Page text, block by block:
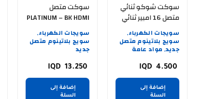
سوكت شوكو ثنائي
متصل 16 امبير ثنائي
PLATINUM – WH
سويجات الكهرباء,
سويج بلاتينوم متصل
جديد, مواد عامة
4.500
إضافة إلى
السلة
سوكت متصل
PLATINUM – BK HDMI
سويجات الكهرباء,
سويج بلاتينوم متصل
جديد
13.250
إضافة إلى
السلة